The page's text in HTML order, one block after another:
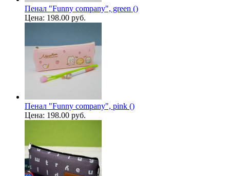
Пенал "Funny company", green ()
Цена: 198.00 руб.
Пенал "Funny company", pink ()
Цена: 198.00 руб.